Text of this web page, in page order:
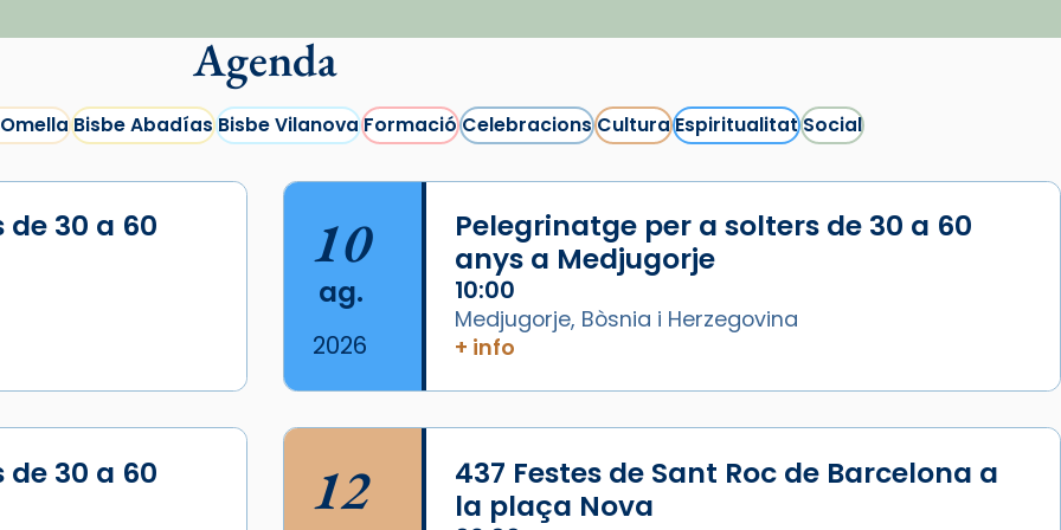
Agenda
Bisbe AbadíasBisbe VilanovaFormacióCelebracionsCulturaEspiritualitatSocial
30 a 60
10
ag.
2026
Pelegrinatge per a solters de 30 a 60
anys a Medjugorje
10:00
Medjugorje, Bòsnia i Herzegovina
+ info
30 a 60
12
437 Festes de Sant Roc de Barcelona a
la plaça Nova